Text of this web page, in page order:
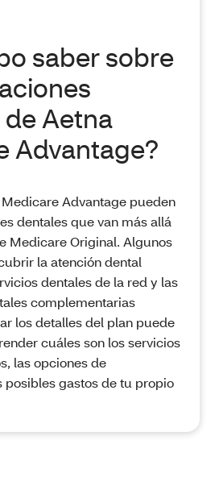
saber sobre
Aetna
Advantage?
Advantage pueden
dentales que van más allá
Medicare Original. Algunos
la atención dental
dentales de la red y las
complementarias
los detalles del plan puede
cuáles son los servicios
las opciones de
posibles gastos de tu propio